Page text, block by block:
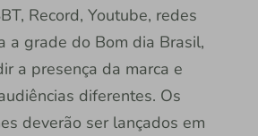
Record, Youtube, redes
a grade do Bom dia Brasil,
a presença da marca e
diferentes. Os
deverão ser lançados em